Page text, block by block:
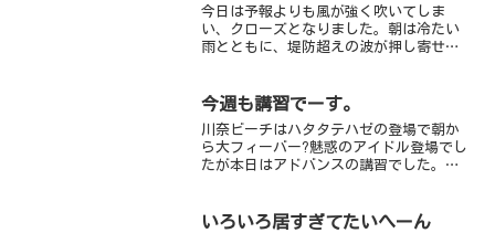
今日は予報よりも風が強く吹いてしま
い、クローズとなりました。朝は冷たい
雨とともに、堤防超えの波が押し寄せて
ましたよ～。明日はお天気もよくなる予
今週も講習でーす。
川奈ビーチはハタタテハゼの登場で朝か
ら大フィーバー?魅惑のアイドル登場でし
たが本日はアドバンスの講習でした。某
今日はおあずけ(笑)明日はガイドチーム
いろいろ居すぎてたいへーん